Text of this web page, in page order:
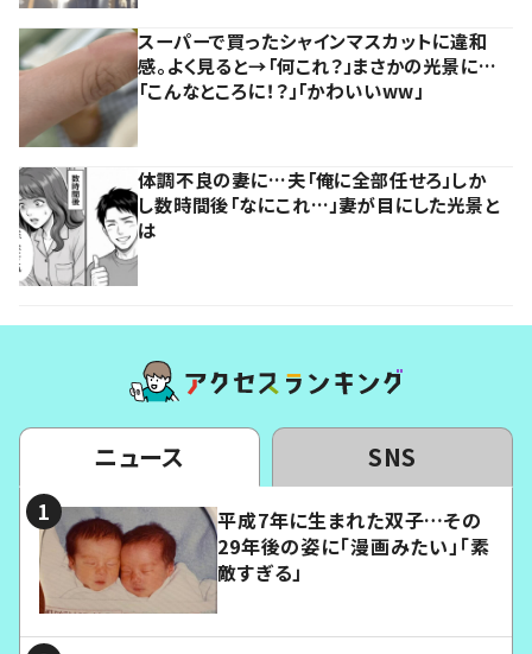
スーパーで買ったシャインマスカットに違和
感。よく見ると→「何これ？」まさかの光景に…
「こんなところに！？」「かわいいww」
体調不良の妻に…夫「俺に全部任せろ」しか
し数時間後「なにこれ…」妻が目にした光景と
は
ニュース SNS
平成7年に生まれた双子…その
29年後の姿に「漫画みたい」「素
敵すぎる」